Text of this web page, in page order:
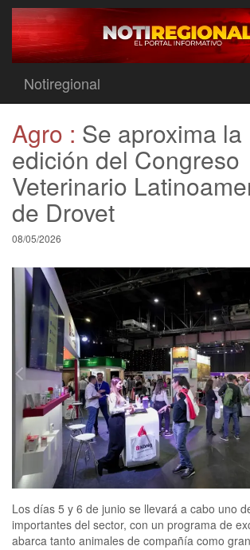
Notiregional
Agro : Se aproxima la
edición del Congreso
Veterinario
de Drovet
08/05/2026
Los días 5 y 6 de junio se llevará a cabo uno
importantes del sector, con un programa de
abarca tanto animales de compañía como